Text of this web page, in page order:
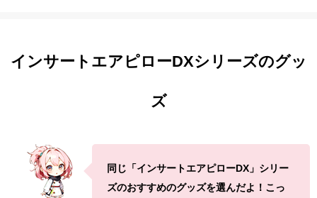
インサートエアピローDXシリーズのグッ
ズ
同じ「インサートエアピローDX」シリー
ズのおすすめのグッズを選んだよ！こっ